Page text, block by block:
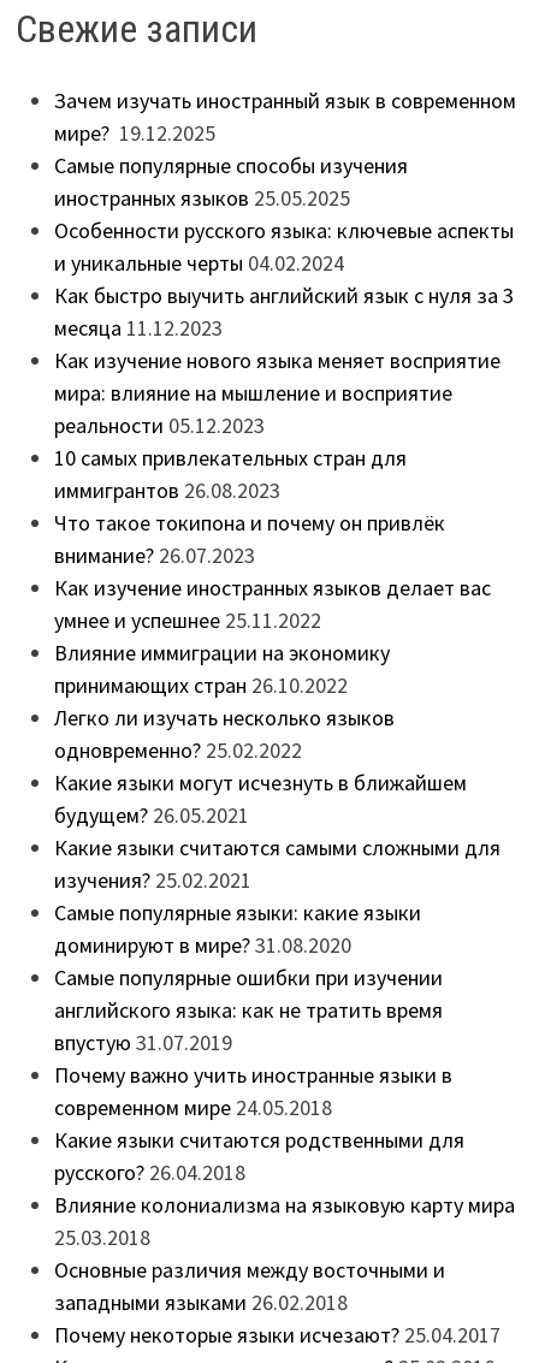
Свежие записи
Зачем изучать иностранный язык в современном
мире? 19.12.2025
Самые популярные способы изучения
иностранных языков 25.05.2025
Особенности русского языка: ключевые аспекты
и уникальные черты 04.02.2024
Как быстро выучить английский язык с нуля за 3
месяца 11.12.2023
Как изучение нового языка меняет восприятие
мира: влияние на мышление и восприятие
реальности 05.12.2023
10 самых привлекательных стран для
иммигрантов 26.08.2023
Что такое токипона и почему он привлёк
внимание? 26.07.2023
Как изучение иностранных языков делает вас
умнее и успешнее 25.11.2022
Влияние иммиграции на экономику
принимающих стран 26.10.2022
Легко ли изучать несколько языков
одновременно? 25.02.2022
Какие языки могут исчезнуть в ближайшем
будущем? 26.05.2021
Какие языки считаются самыми сложными для
изучения? 25.02.2021
Самые популярные языки: какие языки
доминируют в мире?31.08.2020
Самые популярные ошибки при изучении
английского языка: как не тратить время
впустую 31.07.2019
Почему важно учить иностранные языки в
современном мире 24.05.2018
Какие языки считаются родственными для
русского? 26.04.2018
Влияние колониализма на языковую карту мира
25.03.2018
Основные различия между восточными и
западными языками 26.02.2018
Почему некоторые языки исчезают? 25.04.2017